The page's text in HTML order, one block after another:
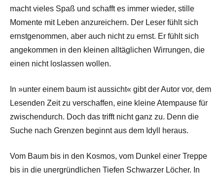
macht vieles Spaß und schafft es immer wieder, stille
Momente mit Leben anzureichern. Der Leser fühlt sich
ernstgenommen, aber auch nicht zu ernst. Er fühlt sich
angekommen in den kleinen alltäglichen Wirrungen, die
einen nicht loslassen wollen.
In »unter einem baum ist aussicht« gibt der Autor vor, dem
Lesenden Zeit zu verschaffen, eine kleine Atempause für
zwischendurch. Doch das trifft nicht ganz zu. Denn die
Suche nach Grenzen beginnt aus dem Idyll heraus.
Vom Baum bis in den Kosmos, vom Dunkel einer Treppe
bis in die unergründlichen Tiefen Schwarzer Löcher. In